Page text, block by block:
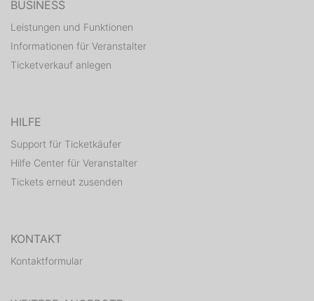
BUSINESS
Leistungen und Funktionen
Informationen für Veranstalter
Ticketverkauf anlegen
HILFE
Support für Ticketkäufer
Hilfe Center für Veranstalter
Tickets erneut zusenden
KONTAKT
Kontaktformular